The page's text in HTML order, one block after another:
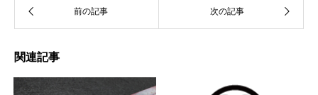
関連記事